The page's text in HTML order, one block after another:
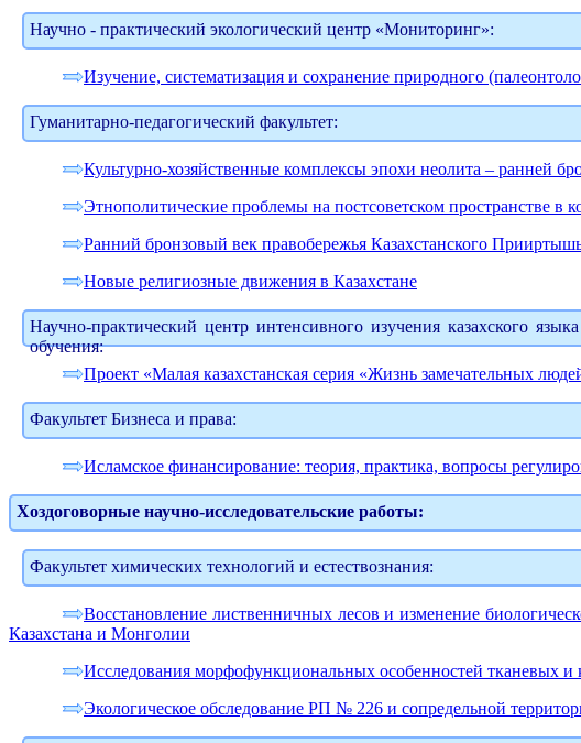
Научно - практический экологический центр «Мониторинг»:
Изучение, систематизация и сохранение природного
Гуманитарно-педагогический факультет:
Культурно-хозяйственные комплексы эпохи неолита – ранней
Этнополитические проблемы на постсоветском пространстве в
Ранний бронзовый век правобережья Казахстанского
Новые религиозные движения в Казахстане
Научно-практический центр интенсивного изучения казахского
обучения:
Проект «Малая казахстанская серия «Жизнь замечательных
Факультет Бизнеса и права:
Исламское финансирование: теория, практика, вопросы
Хоздоговорные научно-исследовательские работы:
Факультет химических технологий и естествознания:
Восстановление лиственничных лесов и изменение
Казахстана и Монголии
Исследования морфофункциональных особенностей тканевых и
Экологическое обследование РП № 226 и сопредельной